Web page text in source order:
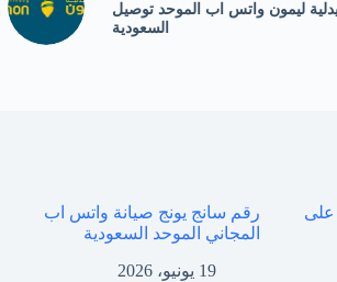
ليمون واتس اب الموحد توصيل
السعودية
على
رقم سانج يونج صيانة واتس اب
المجاني الموحد السعودية
19 يونيو، 2026